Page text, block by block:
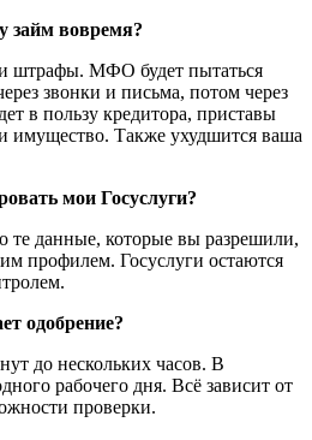
займ вовремя?
штрафы. МФО будет пытаться
звонки и письма, потом через
в пользу кредитора, приставы
имущество. Также ухудшится ваша
мои Госуслуги?
данные, которые вы разрешили,
профилем. Госуслуги остаются
одобрение?
до нескольких часов. В
рабочего дня. Всё зависит от
проверки.